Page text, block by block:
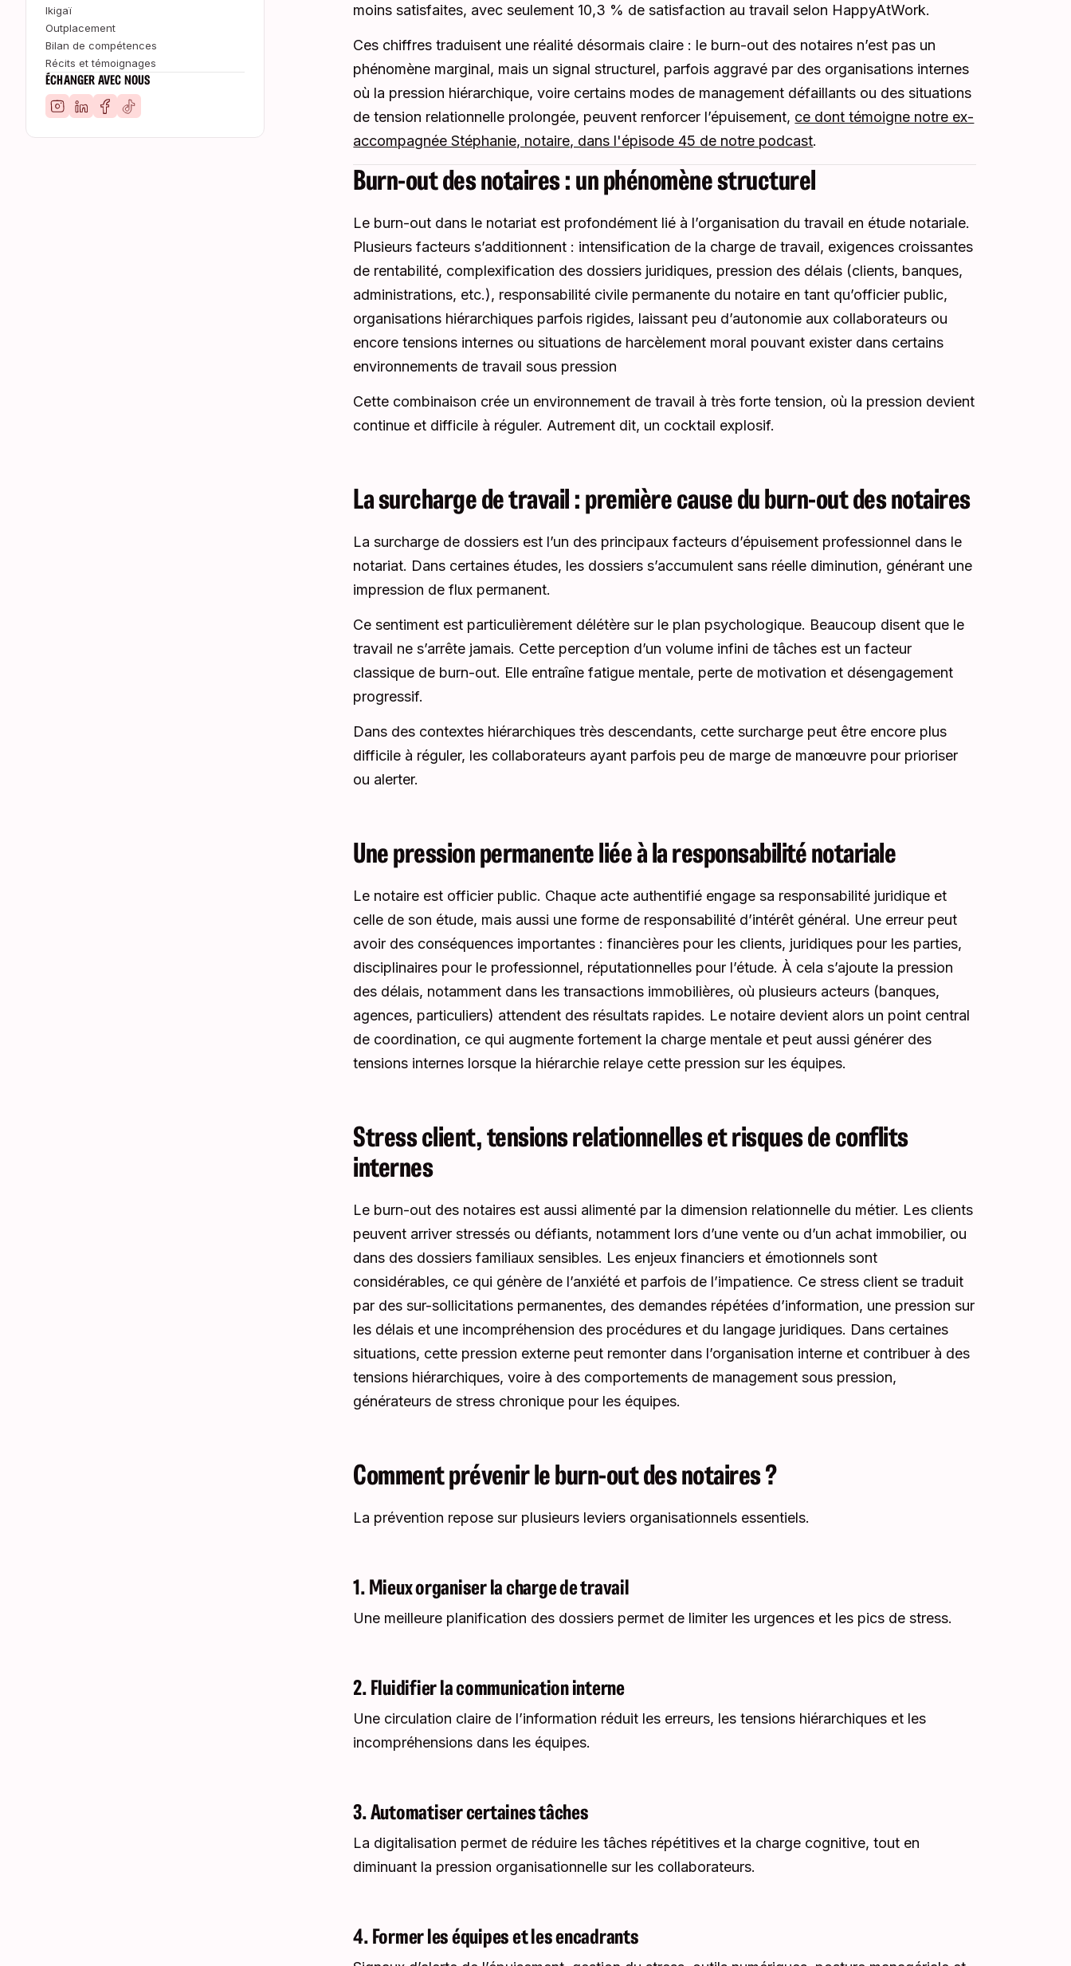
Ikigaï
Outplacement
Bilan de compétences
Récits et témoignages
ÉCHANGER AVEC NOUS
moins satisfaites, avec seulement 10,3 % de satisfaction au travail selon HappyAtWork.
Ces chiffres traduisent une réalité désormais claire : le burn-out des notaires n’est pas un
phénomène marginal, mais un signal structurel, parfois aggravé par des organisations internes
où la pression hiérarchique, voire certains modes de management défaillants ou des situations
de tension relationnelle prolongée, peuvent renforcer l’épuisement, ce dont témoigne notre ex-
accompagnée Stéphanie, notaire, dans l'épisode 45 de notre podcast.
Burn-out des notaires : un phénomène structurel
Le burn-out dans le notariat est profondément lié à l’organisation du travail en étude notariale.
Plusieurs facteurs s’additionnent : intensification de la charge de travail, exigences croissantes
de rentabilité, complexification des dossiers juridiques, pression des délais (clients, banques,
administrations, etc.), responsabilité civile permanente du notaire en tant qu’officier public,
organisations hiérarchiques parfois rigides, laissant peu d’autonomie aux collaborateurs ou
encore tensions internes ou situations de harcèlement moral pouvant exister dans certains
environnements de travail sous pression
Cette combinaison crée un environnement de travail à très forte tension, où la pression devient
continue et difficile à réguler. Autrement dit, un cocktail explosif.
La surcharge de travail : première cause du burn-out des notaires
La surcharge de dossiers est l’un des principaux facteurs d’épuisement professionnel dans le
notariat. Dans certaines études, les dossiers s’accumulent sans réelle diminution, générant une
impression de flux permanent.
Ce sentiment est particulièrement délétère sur le plan psychologique. Beaucoup disent que le
travail ne s’arrête jamais. Cette perception d’un volume infini de tâches est un facteur
classique de burn-out. Elle entraîne fatigue mentale, perte de motivation et désengagement
progressif.
Dans des contextes hiérarchiques très descendants, cette surcharge peut être encore plus
difficile à réguler, les collaborateurs ayant parfois peu de marge de manœuvre pour prioriser
ou alerter.
Une pression permanente liée à la responsabilité notariale
Le notaire est officier public. Chaque acte authentifié engage sa responsabilité juridique et
celle de son étude, mais aussi une forme de responsabilité d’intérêt général. Une erreur peut
avoir des conséquences importantes : financières pour les clients, juridiques pour les parties,
disciplinaires pour le professionnel, réputationnelles pour l’étude. À cela s’ajoute la pression
des délais, notamment dans les transactions immobilières, où plusieurs acteurs (banques,
agences, particuliers) attendent des résultats rapides. Le notaire devient alors un point central
de coordination, ce qui augmente fortement la charge mentale et peut aussi générer des
tensions internes lorsque la hiérarchie relaye cette pression sur les équipes.
Stress client, tensions relationnelles et risques de conflits
internes
Le burn-out des notaires est aussi alimenté par la dimension relationnelle du métier. Les clients
peuvent arriver stressés ou défiants, notamment lors d’une vente ou d’un achat immobilier, ou
dans des dossiers familiaux sensibles. Les enjeux financiers et émotionnels sont
considérables, ce qui génère de l’anxiété et parfois de l’impatience. Ce stress client se traduit
par des sur-sollicitations permanentes, des demandes répétées d’information, une pression sur
les délais et une incompréhension des procédures et du langage juridiques. Dans certaines
situations, cette pression externe peut remonter dans l’organisation interne et contribuer à des
tensions hiérarchiques, voire à des comportements de management sous pression,
générateurs de stress chronique pour les équipes.
Comment prévenir le burn-out des notaires ?
La prévention repose sur plusieurs leviers organisationnels essentiels.
1. Mieux organiser la charge de travail
Une meilleure planification des dossiers permet de limiter les urgences et les pics de stress.
2. Fluidifier la communication interne
Une circulation claire de l’information réduit les erreurs, les tensions hiérarchiques et les
incompréhensions dans les équipes.
3. Automatiser certaines tâches
La digitalisation permet de réduire les tâches répétitives et la charge cognitive, tout en
diminuant la pression organisationnelle sur les collaborateurs.
4. Former les équipes et les encadrants